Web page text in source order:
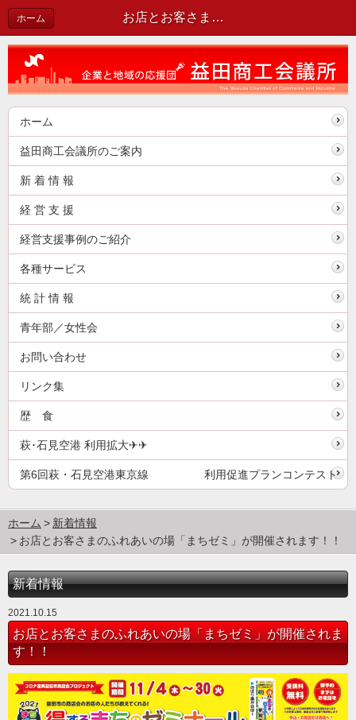
お店とお客さまのふれあいの場「まちゼミ」が開催されます！！ | 新着情報
ホーム
ホーム
益田商工会議所のご案内
新 着 情 報
経 営 支 援
経営支援事例のご紹介
各種サービス
統 計 情 報
青年部／女性会
お問い合わせ
リンク集
歴 食
萩･石見空港 利用拡大✈✈
第6回萩・石見空港東京線 利用促進プランコンテスト
ホーム
新着情報
お店とお客さまのふれあいの場「まちゼミ」が開催されます！！
新着情報
2021.10.15
お店とお客さまのふれあいの場「まちゼミ」が開催されま
す！！